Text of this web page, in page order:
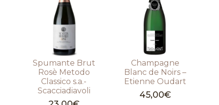
Spumante Brut
Rosè Metodo
Classico s.a.-
Scacciadiavoli
Champagne
Blanc de Noirs –
Etienne Oudart
45,00€